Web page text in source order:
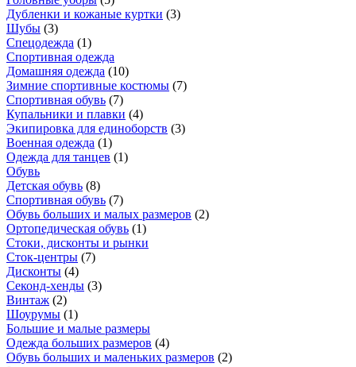
Дубленки и кожаные куртки (3)
Шубы (3)
Спецодежда (1)
Спортивная одежда
Домашняя одежда (10)
Зимние спортивные костюмы (7)
Спортивная обувь (7)
Купальники и плавки (4)
Экипировка для единоборств (3)
Военная одежда (1)
Одежда для танцев (1)
Обувь
Детская обувь (8)
Спортивная обувь (7)
Обувь больших и малых размеров (2)
Ортопедическая обувь (1)
Стоки, дисконты и рынки
Сток-центры (7)
Дисконты (4)
Секонд-хенды (3)
Винтаж (2)
Шоурумы (1)
Большие и малые размеры
Одежда больших размеров (4)
Обувь больших и маленьких размеров (2)